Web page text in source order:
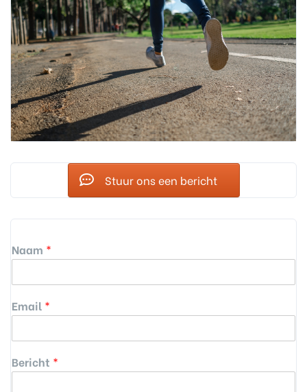
Stuur ons een bericht
Naam *
Email *
Bericht *